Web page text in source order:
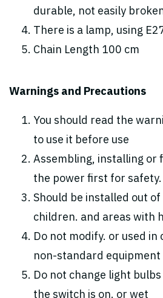
durable, not easily
There is a lamp, using
Chain Length 100 cm
Warnings and Precautions
You should read the
to use it before use
Assembling, installing or
the power first for safety.
Should be installed out
children. and areas with
Do not modify. or used
non-standard equipment
Do not change light